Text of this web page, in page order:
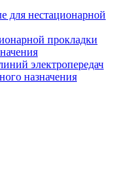
для нестационарной
прокладки
электропередач
назначения